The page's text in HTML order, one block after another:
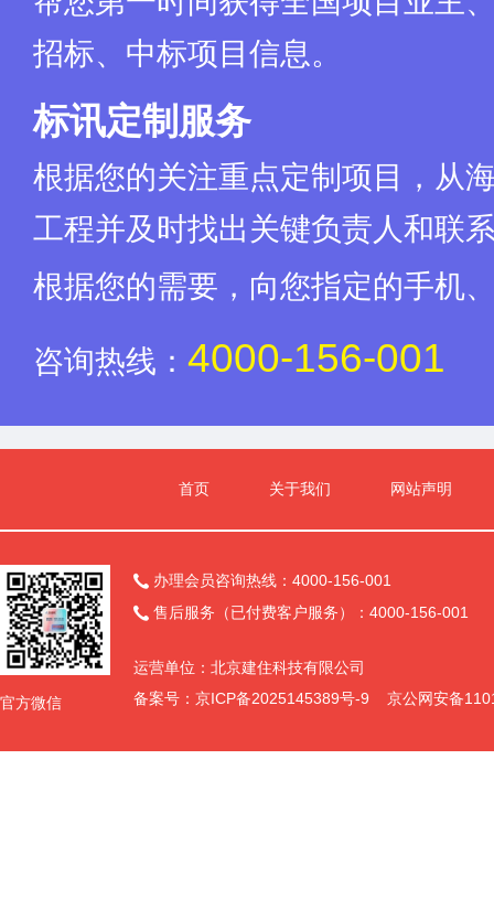
招标、中标项目信息。
标讯定制服务
根据您的关注重点定制项目，从
工程并及时找出关键负责人和联
根据您的需要，向您指定的手机
咨询热线： 4000-156-001
首页 关于我们 网站声明
官方微信
 办理会员咨询热线：4000-156-001
 售后服务（已付费客户服务）：4000-156-001
运营单位：北京建住科技有限公司
备案号： 京ICP备2025145389号-9 京公网安备